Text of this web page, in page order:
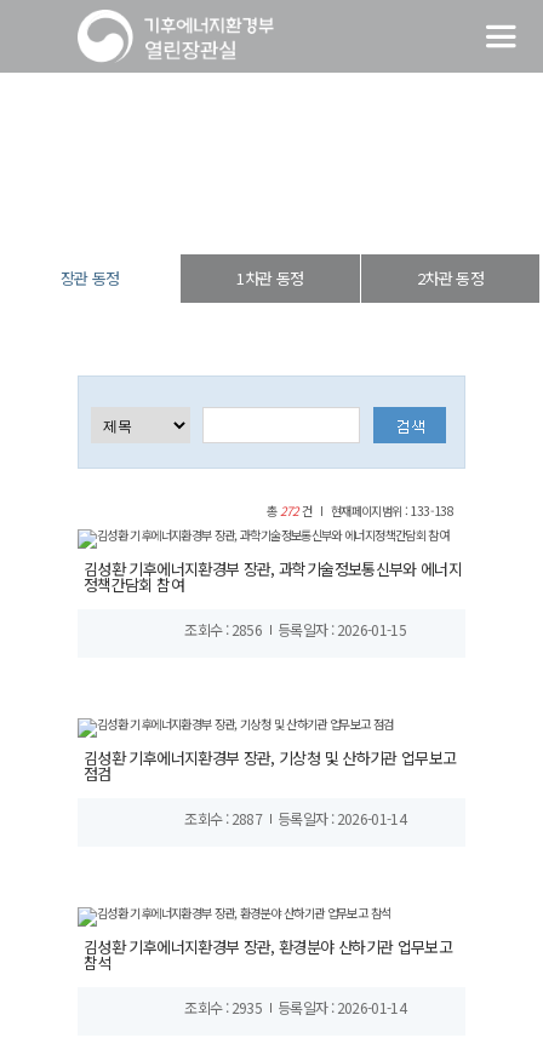
장관 동정 1차관 동정 2차관 동정
총272건 현재페이지범위 : 133-138
김성환 기후에너지환경부 장관, 과학기술정보통신부와 에너지
정책간담회 참여
조회수 : 2856 등록일자 : 2026-01-15
김성환 기후에너지환경부 장관, 기상청 및 산하기관 업무보고
점검
조회수 : 2887 등록일자 : 2026-01-14
김성환 기후에너지환경부 장관, 환경분야 산하기관 업무보고
참석
조회수 : 2935 등록일자 : 2026-01-14